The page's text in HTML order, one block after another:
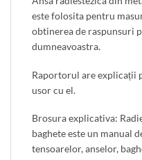
este folosita pentru
obtinerea de raspunsuri
dumneavoastra.
Raportorul are explicații
usor cu el.
Brosura explicativa:
baghete este un manual
tensoarelor, anselor,